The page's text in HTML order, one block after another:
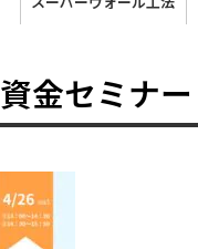
金セミナー